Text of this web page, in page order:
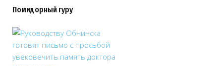
Помидорный гуру